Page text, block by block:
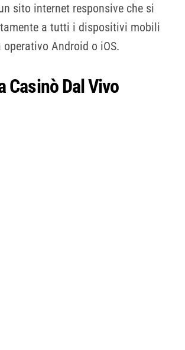
sito internet responsive che si
a tutti i dispositivi mobili
Android o iOS.
Casinò Dal Vivo